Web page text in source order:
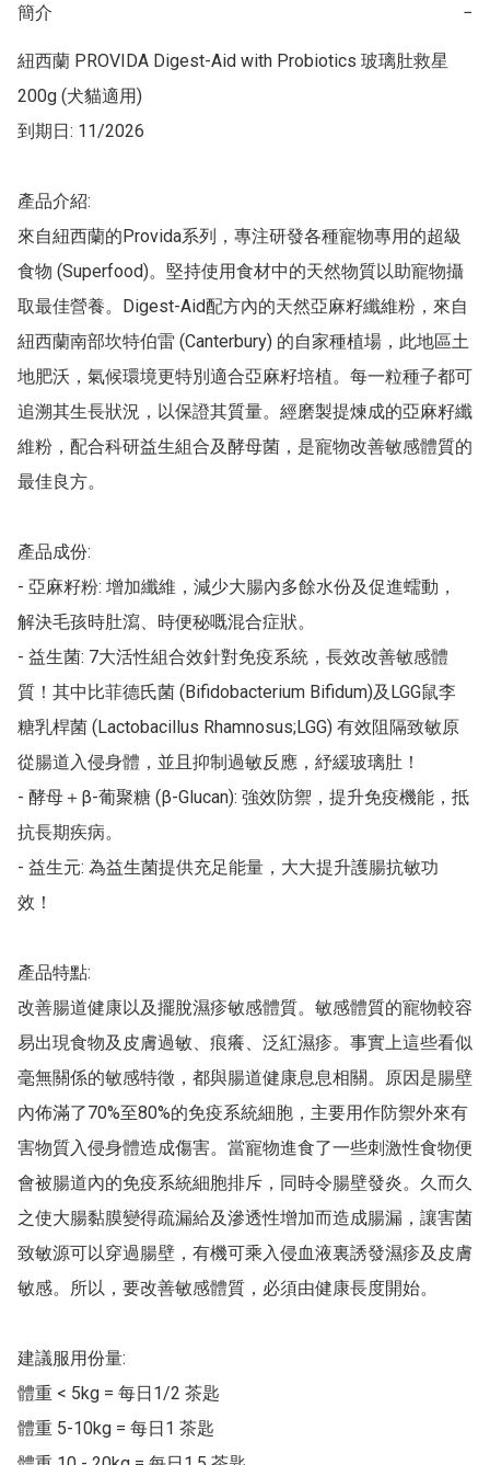
簡介 −
紐西蘭 PROVIDA Digest-Aid with Probiotics 玻璃肚救星
200g (犬貓適用)
到期日: 11/2026
產品介紹:
來自紐西蘭的Provida系列，專注研發各種寵物專用的超級
食物 (Superfood)。堅持使用食材中的天然物質以助寵物攝
取最佳營養。Digest-Aid配方內的天然亞麻籽纖維粉，來自
紐西蘭南部坎特伯雷 (Canterbury) 的自家種植場，此地區土
地肥沃，氣候環境更特別適合亞麻籽培植。每一粒種子都可
追溯其生長狀況，以保證其質量。經磨製提煉成的亞麻籽纖
維粉，配合科研益生組合及酵母菌，是寵物改善敏感體質的
最佳良方。
產品成份:
- 亞麻籽粉: 增加纖維，減少大腸內多餘水份及促進蠕動，
解決毛孩時肚瀉、時便秘嘅混合症狀。
- 益生菌: 7大活性組合效針對免疫系統，長效改善敏感體
質！其中比菲德氏菌 (Bifidobacterium Bifidum)及LGG鼠李
糖乳桿菌 (Lactobacillus Rhamnosus;LGG) 有效阻隔致敏原
從腸道入侵身體，並且抑制過敏反應，紓緩玻璃肚！
- 酵母＋β-葡聚糖 (β-Glucan): 強效防禦，提升免疫機能，抵
抗長期疾病。
- 益生元: 為益生菌提供充足能量，大大提升護腸抗敏功
效！
產品特點:
改善腸道健康以及擺脫濕疹敏感體質。敏感體質的寵物較容
易出現食物及皮膚過敏、痕癢、泛紅濕疹。事實上這些看似
毫無關係的敏感特徵，都與腸道健康息息相關。原因是腸壁
內佈滿了70%至80%的免疫系統細胞，主要用作防禦外來有
害物質入侵身體造成傷害。當寵物進食了一些刺激性食物便
會被腸道內的免疫系統細胞排斥，同時令腸壁發炎。久而久
之使大腸黏膜變得疏漏給及滲透性增加而造成腸漏，讓害菌
致敏源可以穿過腸壁，有機可乘入侵血液裏誘發濕疹及皮膚
敏感。所以，要改善敏感體質，必須由健康長度開始。
建議服用份量:
體重 < 5kg = 每日1/2 茶匙
體重 5-10kg = 每日1 茶匙